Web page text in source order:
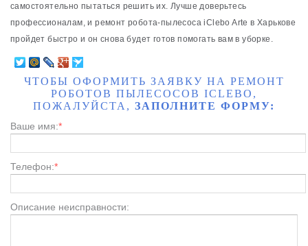
самостоятельно пытаться решить их. Лучше доверьтесь
профессионалам, и ремонт робота-пылесоса iClebo Arte в Харькове
пройдет быстро и он снова будет готов помогать вам в уборке.
ЧТОБЫ ОФОРМИТЬ ЗАЯВКУ НА РЕМОНТ
РОБОТОВ ПЫЛЕСОСОВ ICLEBO,
ПОЖАЛУЙСТА, ЗАПОЛНИТЕ ФОРМУ:
Ваше имя:*
Телефон:*
Описание неисправности: